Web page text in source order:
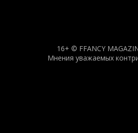
16+ © FFANCY
Мнения уважаемых